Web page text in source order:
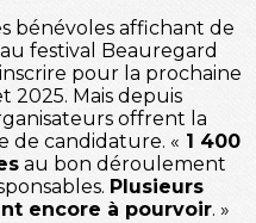
bénévoles affichant de
festival Beauregard
pour la prochaine
2025. Mais depuis
offrent la
de candidature. « 1 400
au bon déroulement
Plusieurs
encore à pourvoir. »